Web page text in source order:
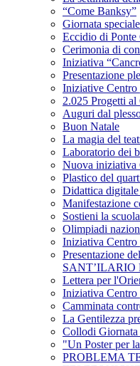
“Come Banksy”
Giornata speciale
Eccidio di Ponte
Cerimonia di
Iniziativa
Presentazione
Iniziative Centro
2.025 Progetti
Auguri dal
Buon Natale
La magia del
Laboratorio dei
Nuova iniziativa
Plastico del
Didattica
Manifestazione
Sostieni la
Olimpiadi
Iniziativa Centro
Presentazione
SANT’ILARIO
Lettera per
Iniziativa Centro
Camminata
La Gentilezza
Collodi Giornata
"Un Poster per
PROBLEMA